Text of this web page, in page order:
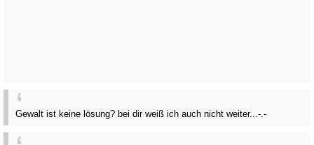
Gewalt ist keine lösung? bei dir weiß ich auch nicht weiter...-.-